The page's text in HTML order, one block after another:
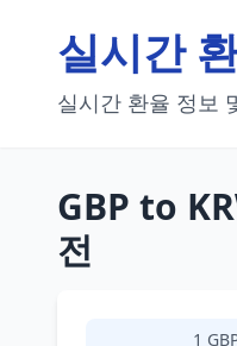
실시간
실시간 환율 정보
GBP to
전
1